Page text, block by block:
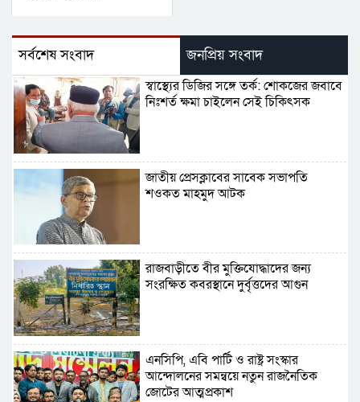
সর্বশেষ সংবাদ জনপ্রিয় সংবাদ
স্বাস্থ্যের ডিজির সঙ্গে তর্ক: শোকজের জবাবে
নিঃশর্ত ক্ষমা চাইলেন সেই চিকিৎসক
জাতীয় প্রেসক্লাবের সাবেক সভাপতি
শওকত মাহমুদ আটক
রাজবাড়ীতে বীর মুক্তিযোদ্ধাদের জন্য
সংরক্ষিত কবরস্থানে দুর্বৃত্তদের আগুন
এনসিপি, এবি পার্টি ও রাষ্ট্র সংস্কার
আন্দোলনের সমন্বয়ে নতুন রাজনৈতিক
জোটের আত্মপ্রকাশ